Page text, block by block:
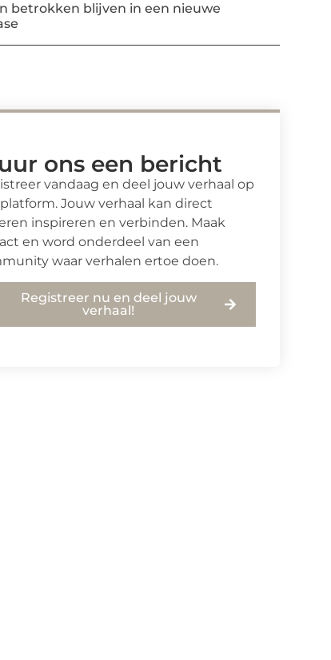
betrokken blijven in een nieuwe
ons een bericht
vandaag en deel jouw verhaal op
Jouw verhaal kan direct
inspireren en verbinden. Maak
en word onderdeel van een
waar verhalen ertoe doen.
Registreer nu en deel jouw
verhaal!